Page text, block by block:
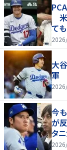
米
ても
大
軍
今
が
タ
が